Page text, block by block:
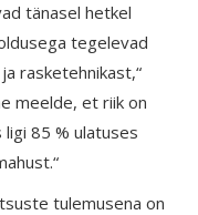
tänasel hetkel
tegelevad
rasketehnikast,“
meelde, et riik on
85 % ulatuses
tulemusena on